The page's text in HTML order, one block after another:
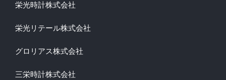
栄光時計株式会社
栄光リテール株式会社
グロリアス株式会社
三栄時計株式会社